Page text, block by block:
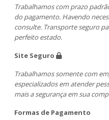
Trabalhamos com prazo
do pagamento. Havendo
consulte. Transporte seguro
perfeito estado.
Site Seguro
Trabalhamos somente com
especializados em atender
mais a segurança em sua
Formas de Pagamento